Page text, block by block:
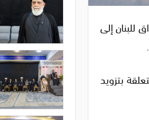
للبنان إلى
بتزويد